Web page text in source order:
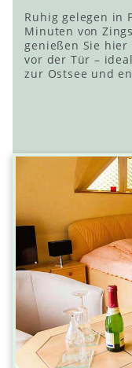
Ruhig gelegen in
Minuten von
genießen Sie
vor der Tür –
zur Ostsee und